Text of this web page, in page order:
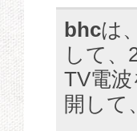
bhcは
して、
TV電
開して